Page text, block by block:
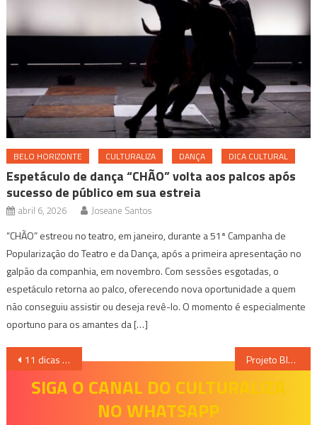
BELO HORIZONTE CULTURALIZA DANÇA DICA CULTURAL
Espetáculo de dança “CHÃO” volta aos palcos após
sucesso de público em sua estreia
abril 6, 2026 Joseane Santos
“CHÃO” estreou no teatro, em janeiro, durante a 51ª Campanha de
Popularização do Teatro e da Dança, após a primeira apresentação no
galpão da companhia, em novembro. Com sessões esgotadas, o
espetáculo retorna ao palco, oferecendo nova oportunidade a quem
não conseguiu assistir ou deseja revê-lo. O momento é especialmente
oportuno para os amantes da […]
Navegação
11 dicas para curtir as férias de janeiro em BH Projeto Blues Verão Apresenta The Lucky Mutts Neste Sábado
SIGA O CANAL DO CULTURALIZA
NO WHATSAPP